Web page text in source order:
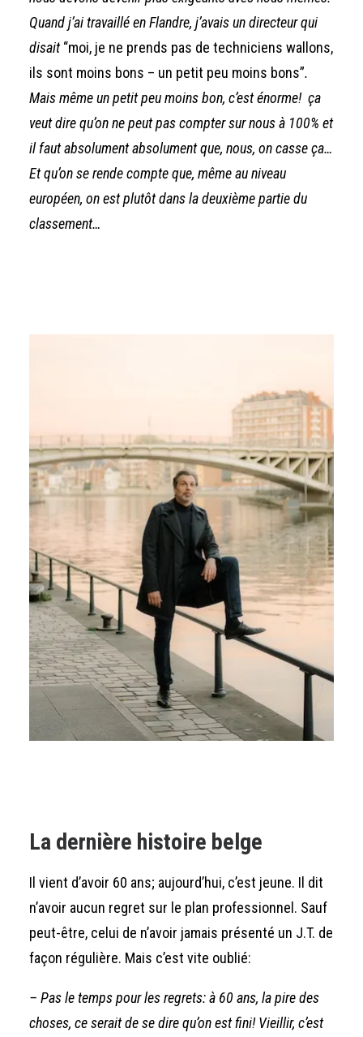
Quand j’ai travaillé en Flandre, j’avais un directeur qui
disait“moi, je ne prends pas de techniciens wallons,
ils sont moins bons – un petit peu moins bons”.
Mais même un petit peu moins bon, c’est énorme! ça
veut dire qu’on ne peut pas compter sur nous à 100% et
il faut absolument absolument que, nous, on casse ça…
Et qu’on se rende compte que, même au niveau
européen, on est plutôt dans la deuxième partie du
classement…
La dernière histoire belge
Il vient d’avoir 60 ans; aujourd’hui, c’est jeune. Il dit
n’avoir aucun regret sur le plan professionnel. Sauf
peut-être, celui de n’avoir jamais présenté un J.T. de
façon régulière. Mais c’est vite oublié:
– Pas le temps pour les regrets: à 60 ans, la pire des
choses, ce serait de se dire qu’on est fini! Vieillir, c’est